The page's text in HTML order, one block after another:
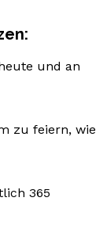
und an
zu feiern, wie
365